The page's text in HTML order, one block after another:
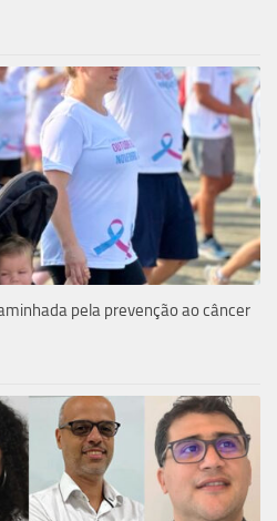
pela prevenção ao câncer